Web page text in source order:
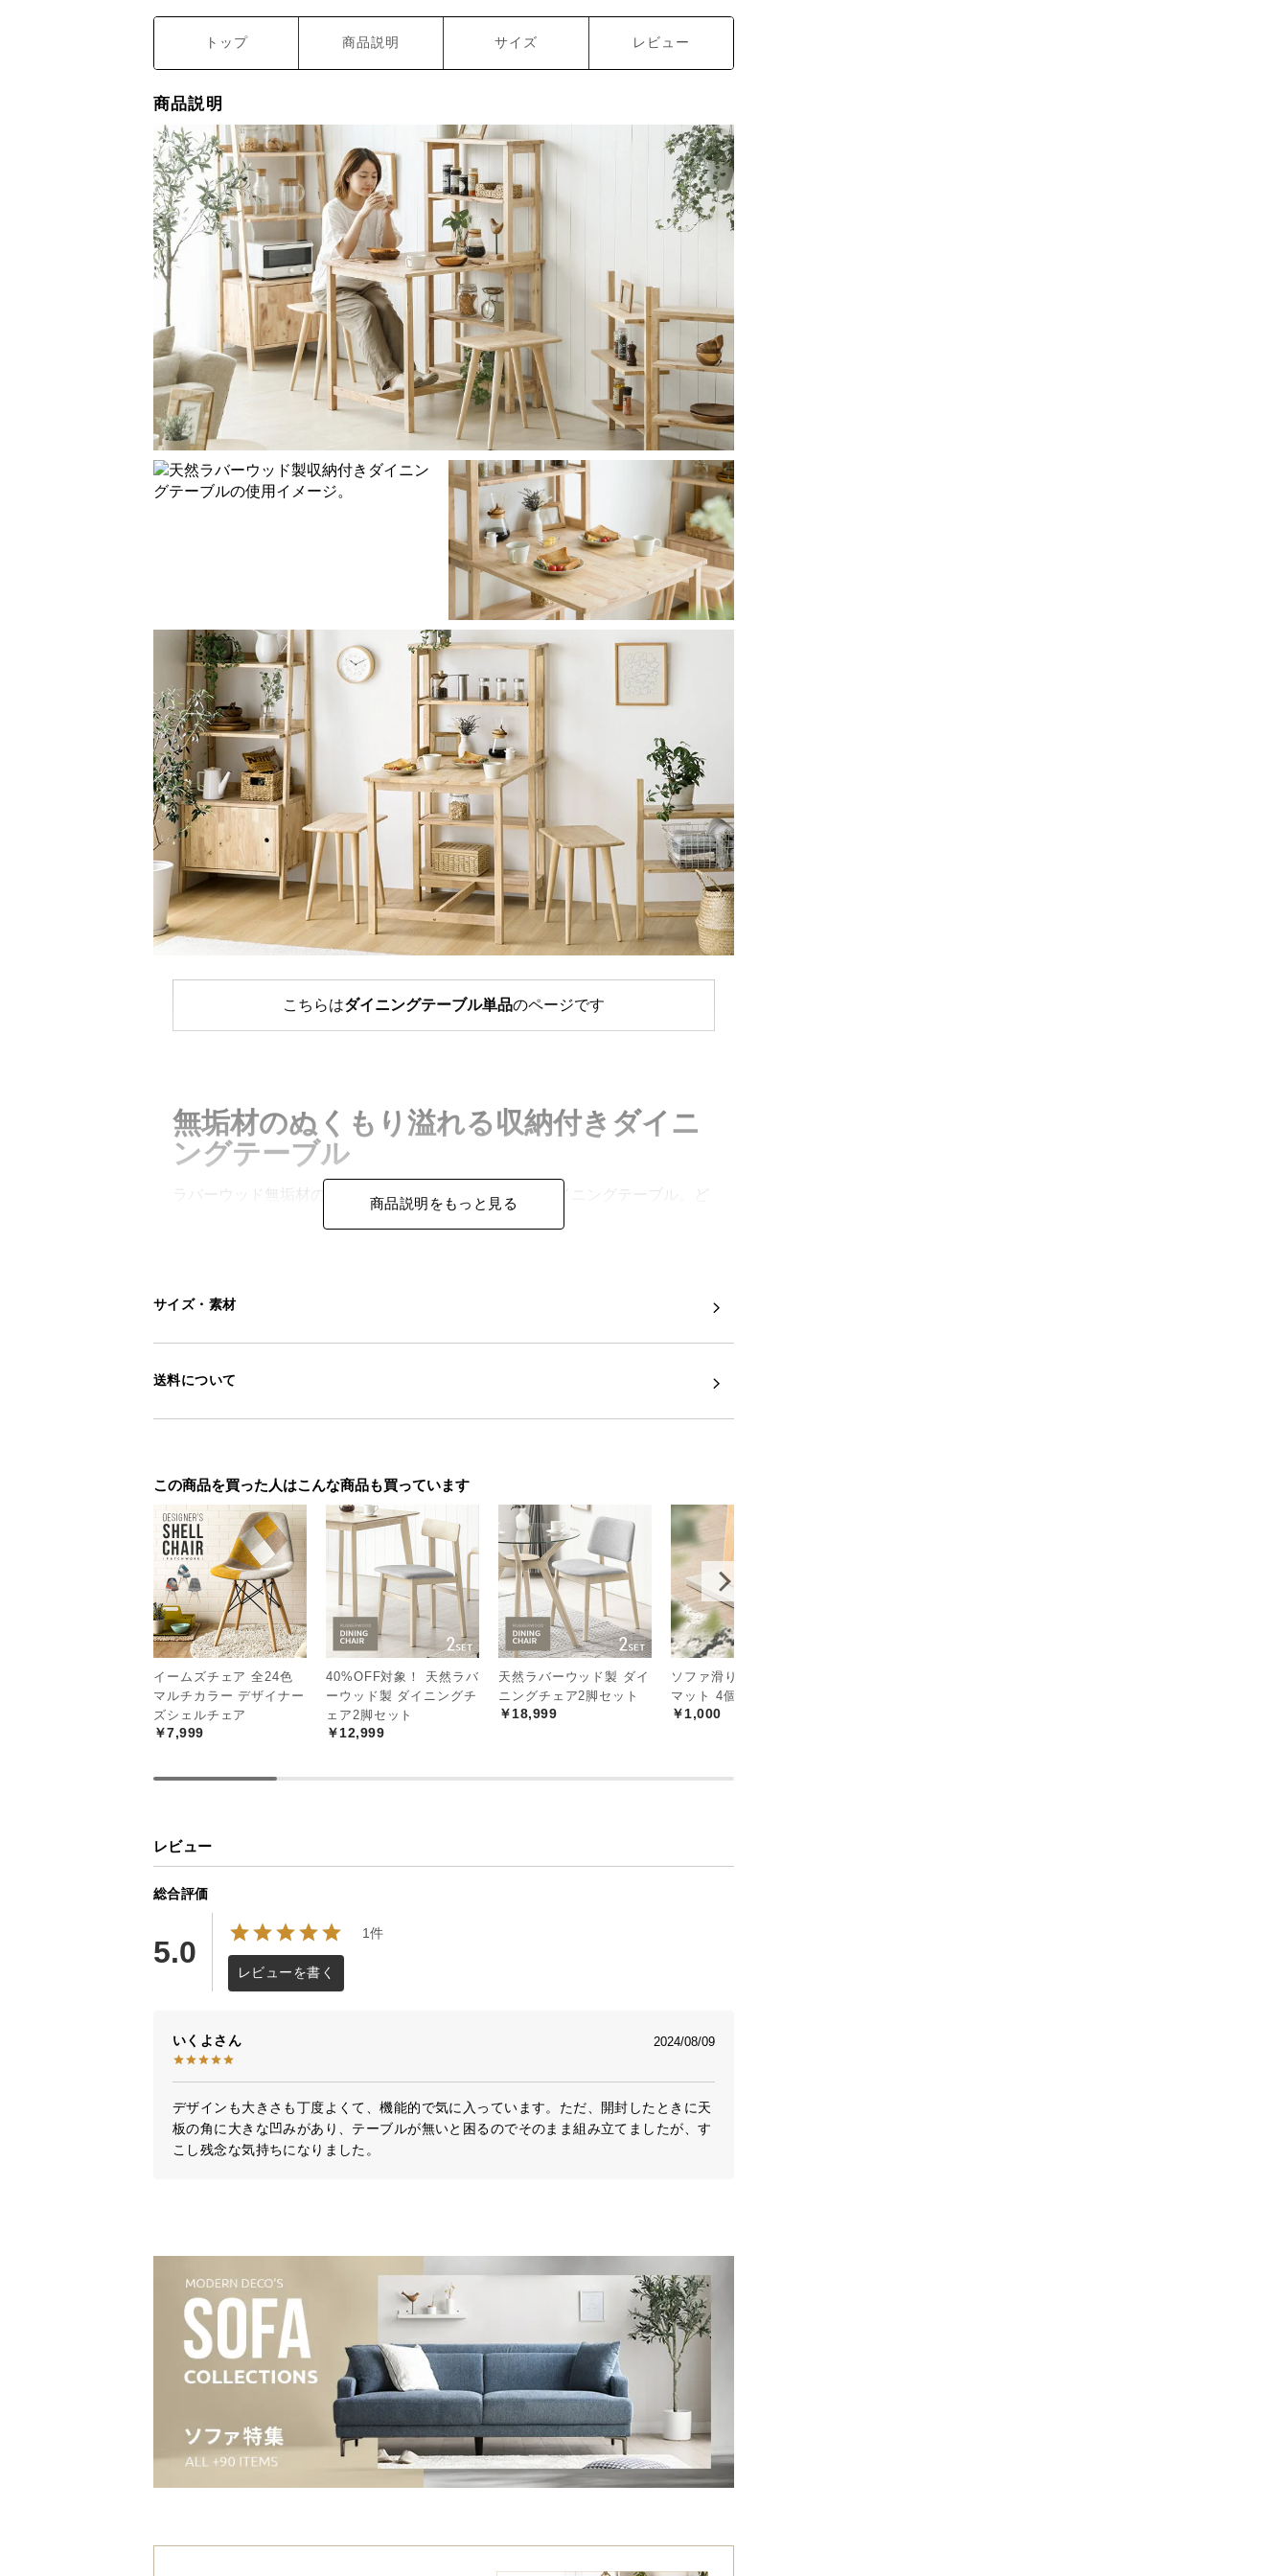
トップ 商品説明 サイズ レビュー
商品説明
こちらはダイニングテーブル単品のページです
無垢材のぬくもり溢れる収納付きダイニ
ングテーブル
ラバーウッド無垢材の優しい風合いを纏った収納付きダイニングテーブル。ど
んなお部屋にも馴染みやすいナチュラルな雰囲気と、便利なオープンシェルフ
< 前へ 次へ
お部屋馴染みの良い無垢材を活かしたデザイン。まるでカフェのようなスタイ
リッシュな空間を演出してくれます。
温かみのあるラバーウッド無垢材
商品説明をもっと見る
サイズ・素材
送料について
この商品を買った人はこんな商品も買っています
イームズチェア 全24色
マルチカラー デザイナー
ズシェルチェア
￥7,999
40%OFF対象！ 天然ラバ
ーウッド製 ダイニングチ
ェア2脚セット
￥12,999
天然ラバーウッド製 ダイ
ニングチェア2脚セット
￥18,999
ソファ滑り止めシリコン
マット 4個セット
￥1,000
レビュー
総合評価
5.0
1件
レビューを書く
いくよ 2024/08/09
デザインも大きさも丁度よくて、機能的で気に入っています。ただ、開封したときに天
板の角に大きな凹みがあり、テーブルが無いと困るのでそのまま組み立てましたが、す
こし残念な気持ちになりました。